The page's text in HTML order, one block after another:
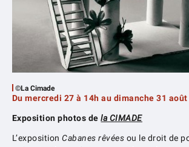
©La Cimade
Du mercredi 27 à 14h au dimanche 31 août
Exposition photos dela CIMADE
L’expositionCabanes rêvées ou le droit de